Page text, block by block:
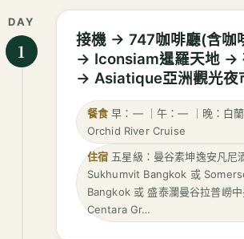
DAY
1
接機 → 747咖啡廳(含咖
→ Iconsiam暹羅天地 →
→ Asiatique亞洲觀光夜
餐食 早：— ｜午：— ｜晚：白
Orchid River Cruise
住宿 五星級：曼谷素坤逸安凡尼
Sukhumvit Bangkok 或
Bangkok 或 盛泰瀾曼谷拉普嶗
Centara Gr…